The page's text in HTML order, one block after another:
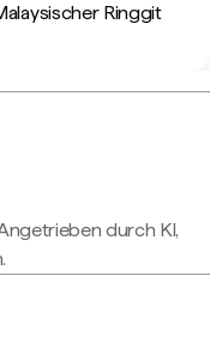
Ringgit
durch KI,